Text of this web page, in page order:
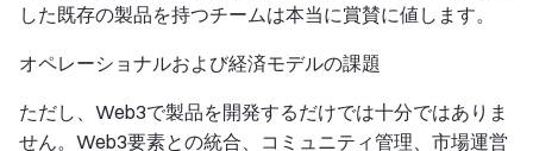
した既存の製品を持つチームは本当に賞賛に値します。
オペレーショナルおよび経済モデルの課題
ただし、Web3で製品を開発するだけでは十分ではありま
せん。Web3要素との統合、コミュニティ管理、市場運営